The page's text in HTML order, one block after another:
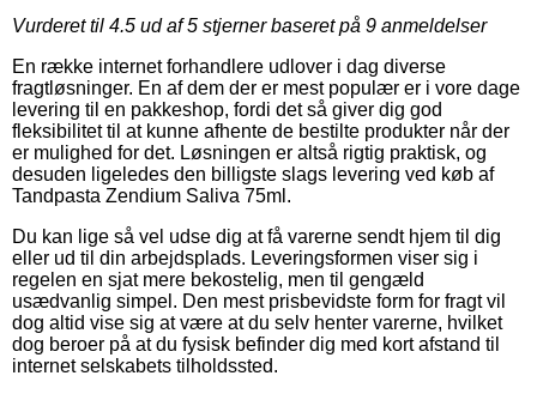
Vurderet til 4.5 ud af 5 stjerner baseret på 9 anmeldelser
En række internet forhandlere udlover i dag diverse
fragtløsninger. En af dem der er mest populær er i vore dage
levering til en pakkeshop, fordi det så giver dig god
fleksibilitet til at kunne afhente de bestilte produkter når der
er mulighed for det. Løsningen er altså rigtig praktisk, og
desuden ligeledes den billigste slags levering ved køb af
Tandpasta Zendium Saliva 75ml.
Du kan lige så vel udse dig at få varerne sendt hjem til dig
eller ud til din arbejdsplads. Leveringsformen viser sig i
regelen en sjat mere bekostelig, men til gengæld
usædvanlig simpel. Den mest prisbevidste form for fragt vil
dog altid vise sig at være at du selv henter varerne, hvilket
dog beroer på at du fysisk befinder dig med kort afstand til
internet selskabets tilholdssted.